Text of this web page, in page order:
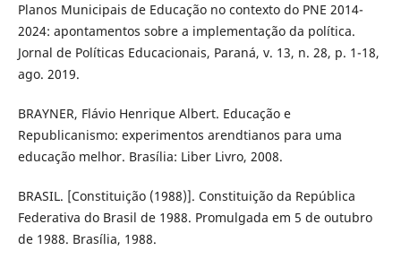
Planos Municipais de Educação no contexto do PNE 2014-
2024: apontamentos sobre a implementação da política.
Jornal de Políticas Educacionais, Paraná, v. 13, n. 28, p. 1-18,
ago. 2019.
BRAYNER, Flávio Henrique Albert. Educação e
Republicanismo: experimentos arendtianos para uma
educação melhor. Brasília: Liber Livro, 2008.
BRASIL. [Constituição (1988)]. Constituição da República
Federativa do Brasil de 1988. Promulgada em 5 de outubro
de 1988. Brasília, 1988.